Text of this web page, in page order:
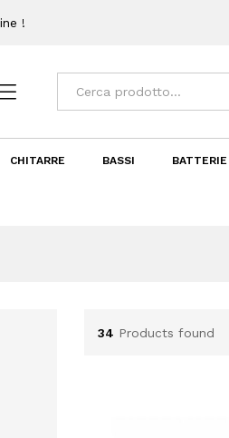
!
Categorie
CHITARRE BASSI BATTERIE
34 Products found